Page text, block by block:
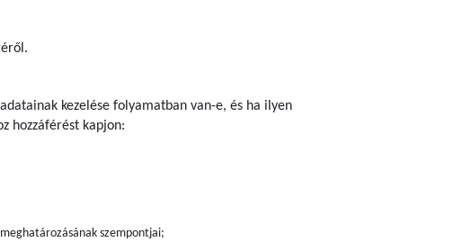
kezelése folyamatban van-e, és ha ilyen
hozzáférést kapjon:
szempontjai;